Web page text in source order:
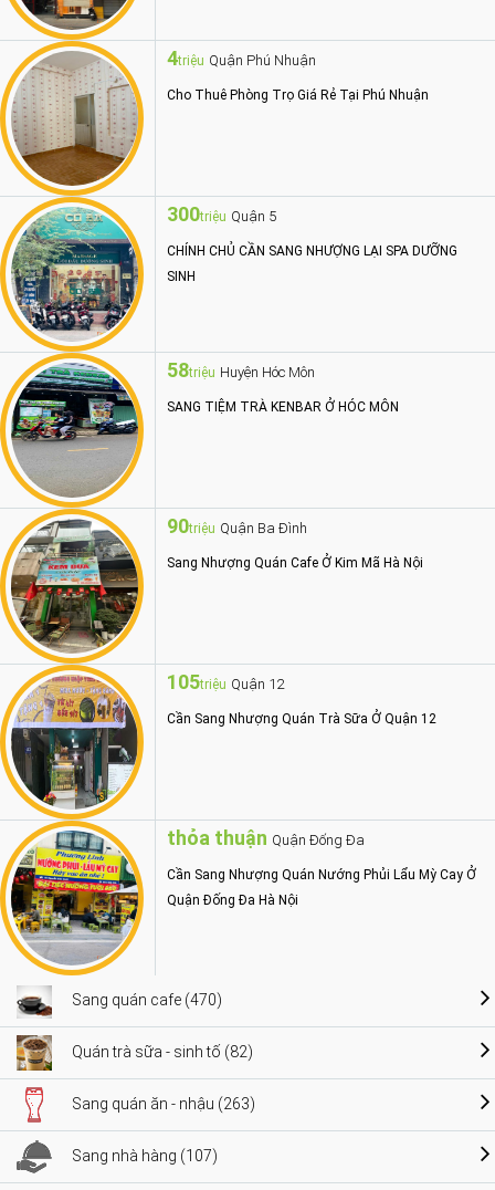
4triệu Quận Phú Nhuận
Cho Thuê Phòng Trọ Giá Rẻ Tại Phú Nhuận
300triệu Quận 5
CHÍNH CHỦ CẦN SANG NHƯỢNG LẠI SPA DƯỠNG
SINH
58triệu Huyện Hóc Môn
SANG TIỆM TRÀ KENBAR Ở HÓC MÔN
90triệu Quận Ba Đình
Sang Nhượng Quán Cafe Ở Kim Mã Hà Nội
105triệu Quận 12
Cần Sang Nhượng Quán Trà Sữa Ở Quận 12
thỏa thuận Quận Đống Đa
Cần Sang Nhượng Quán Nướng Phủi Lẩu Mỳ Cay Ở
Quận Đống Đa Hà Nội
Sang quán cafe (470)
Quán trà sữa - sinh tố (82)
Sang quán ăn - nhậu (263)
Sang nhà hàng (107)